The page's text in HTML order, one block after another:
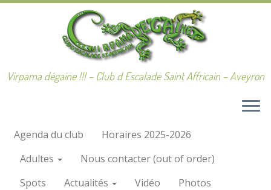
Passer
Virpama dégaine !!! – Club d Escalade Saint Affricain – Aveyron
Agenda du club
Horaires 2025-2026
Adultes
Nous contacter (out of order)
Spots
Actualités Vidéo Photos